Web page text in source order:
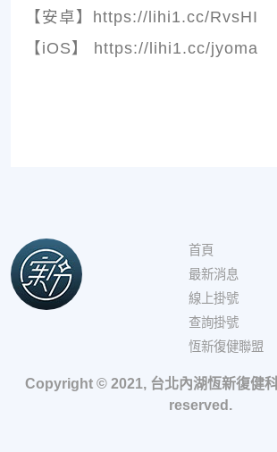
【安卓】https://lihi1.cc/RvsHI
【iOS】 https://lihi1.cc/jyoma
首頁
最新消息
線上掛號
查詢掛號
恆新復健聯盟
Copyright © 2021, 台北內湖恆新復健
reserved.